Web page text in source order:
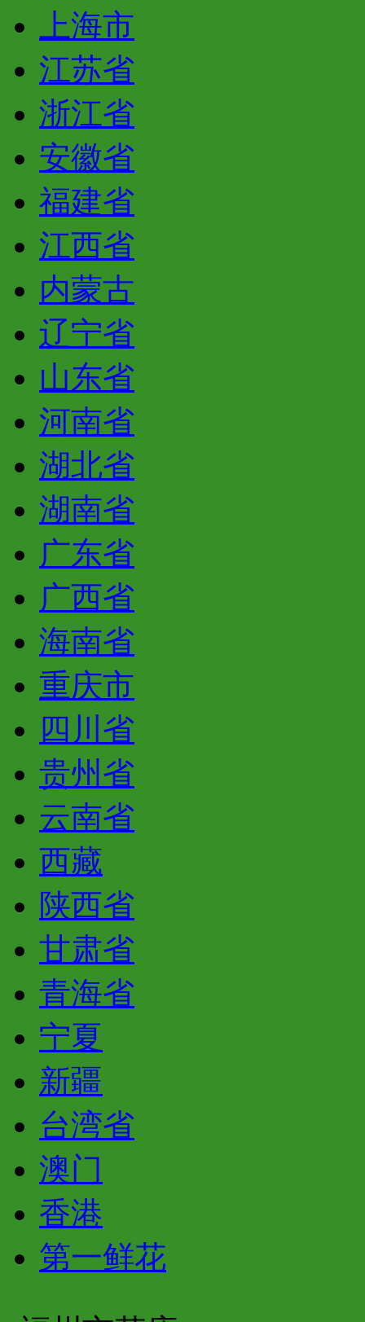
上海市
江苏省
浙江省
安徽省
福建省
江西省
内蒙古
辽宁省
山东省
河南省
湖北省
湖南省
广东省
广西省
海南省
重庆市
四川省
贵州省
云南省
西藏
陕西省
甘肃省
青海省
宁夏
新疆
台湾省
澳门
香港
第一鲜花